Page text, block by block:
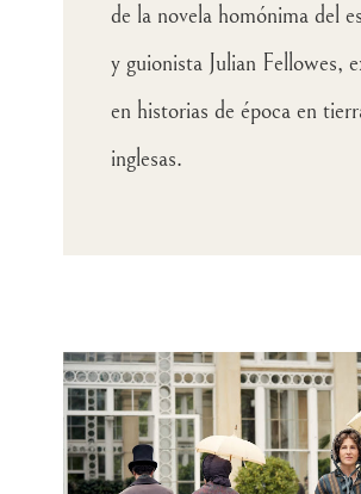
de la novela homónima del
y guionista Julian Fellowes,
en historias de época en
inglesas.